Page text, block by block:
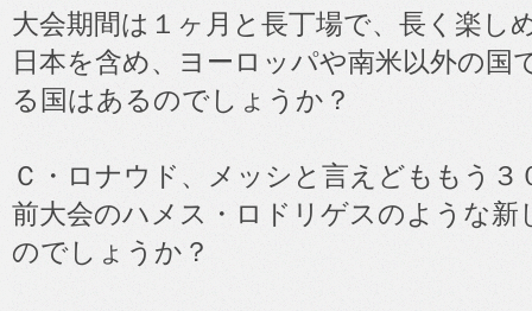
大会期間は１ヶ月と長丁場で、長く楽し
日本を含め、ヨーロッパや南米以外の国
る国はあるのでしょうか？
Ｃ・ロナウド、メッシと言えどももう３
前大会のハメス・ロドリゲスのような新
のでしょうか？